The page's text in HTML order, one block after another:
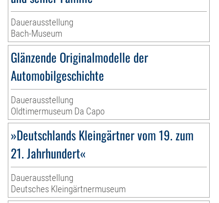
Dauerausstellung
Bach-Museum
Glänzende Originalmodelle der
Automobilgeschichte
Dauerausstellung
Oldtimermuseum Da Capo
»Deutschlands Kleingärtner vom 19. zum
21. Jahrhundert«
Dauerausstellung
Deutsches Kleingärtnermuseum